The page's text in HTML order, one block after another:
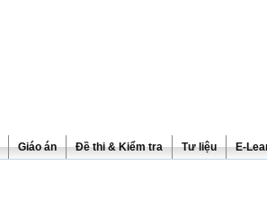
Giáo án Đề thi & Kiểm tra Tư liệu E-